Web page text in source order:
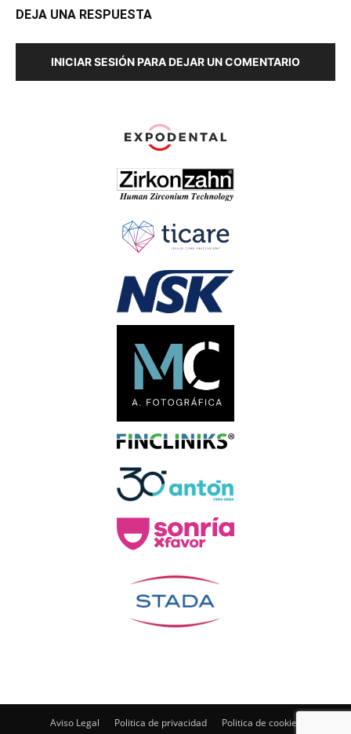
DEJA UNA RESPUESTA
INICIAR SESIÓN PARA DEJAR UN COMENTARIO
Aviso Legal Politica de privacidad Politica de cookies